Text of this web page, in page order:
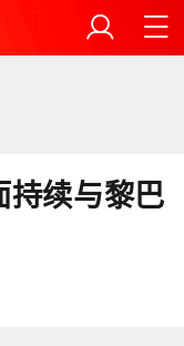
持续与黎巴